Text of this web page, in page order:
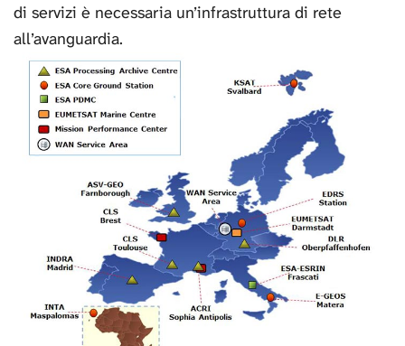
di servizi è necessaria un’infrastruttura di rete
all’avanguardia.